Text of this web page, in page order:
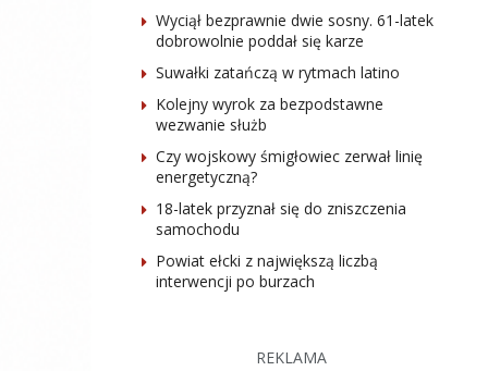
Wyciął bezprawnie dwie sosny. 61-latek
dobrowolnie poddał się karze
Suwałki zatańczą w rytmach latino
Kolejny wyrok za bezpodstawne
wezwanie służb
Czy wojskowy śmigłowiec zerwał linię
energetyczną?
18-latek przyznał się do zniszczenia
samochodu
Powiat ełcki z największą liczbą
interwencji po burzach
REKLAMA